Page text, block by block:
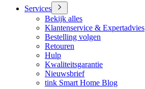
Services
Bekijk alles
Klantenservice & Expertadvies
Bestelling volgen
Retouren
Hulp
Kwaliteitsgarantie
Nieuwsbrief
tink Smart Home Blog